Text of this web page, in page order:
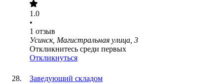
1.0
•
1 отзыв
Усинск, Магистральная улица, 3
Откликнитесь среди первых
Откликнуться
Заведующий складом